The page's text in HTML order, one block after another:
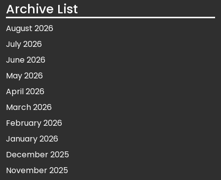
Archive List
August 2026
July 2026
June 2026
May 2026
April 2026
March 2026
February 2026
January 2026
December 2025
November 2025